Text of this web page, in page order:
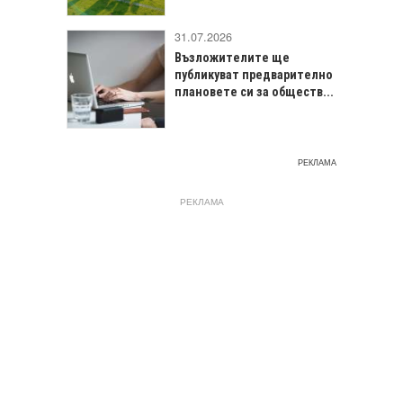
31.07.2026
Възложителите ще
публикуват предварително
плановете си за обществ...
РЕКЛАМА
РЕКЛАМА